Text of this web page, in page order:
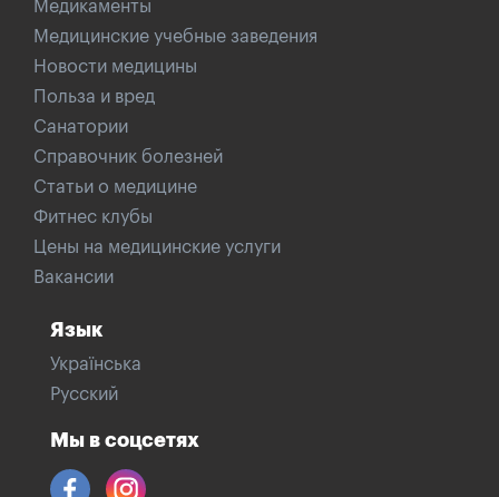
Медикаменты
Медицинские учебные заведения
Новости медицины
Польза и вред
Санатории
Справочник болезней
Статьи о медицине
Фитнес клубы
Цены на медицинские услуги
Вакансии
Язык
Українська
Русский
Мы в соцсетях